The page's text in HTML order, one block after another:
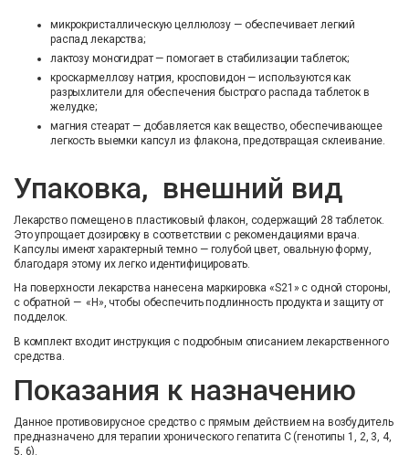
микрокристаллическую целлюлозу — обеспечивает легкий
распад лекарства;
лактозу моногидрат — помогает в стабилизации таблеток;
кроскармеллозу натрия, кросповидон — используются как
разрыхлители для обеспечения быстрого распада таблеток в
желудке;
магния стеарат — добавляется как вещество, обеспечивающее
легкость выемки капсул из флакона, предотвращая склеивание.
Упаковка, внешний вид
Лекарство помещено в пластиковый флакон, содержащий 28 таблеток.
Это упрощает дозировку в соответствии с рекомендациями врача.
Капсулы имеют характерный темно — голубой цвет, овальную форму,
благодаря этому их легко идентифицировать.
На поверхности лекарства нанесена маркировка «S21» с одной стороны,
с обратной — «Н», чтобы обеспечить подлинность продукта и защиту от
подделок.
В комплект входит инструкция с подробным описанием лекарственного
средства.
Показания к назначению
Данное противовирусное средство с прямым действием на возбудитель
предназначено для терапии хронического гепатита С (генотипы 1, 2, 3, 4,
5, 6).